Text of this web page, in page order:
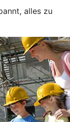
alles zu